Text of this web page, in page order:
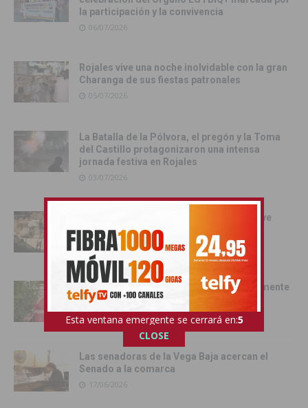
la participación y la convivencia
06/07/2026
Rojales vive una noche inolvidable con la gran
Charanga de sus fiestas patronales
05/07/2026
La Batalla de la Pólvora, el pregón y la Toma
del Castillo protagonizaron una intensa
jornada festiva en Rojales
03/07/2026
Orihuela se convierte en escenario del live
action de Enredados de Disney
01/07/2026
Pilar Hernández, Armengola 2026: «realmente
soy una Armengola ‘Armengola'»
29/06/2026
Las senadoras de la Vega Baja acercan el
Senado a la comarca
17/06/2026
Esta ventana emergente se cerrará en:4
CLOSE